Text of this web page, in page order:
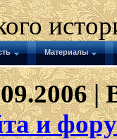
Материалы
|
и